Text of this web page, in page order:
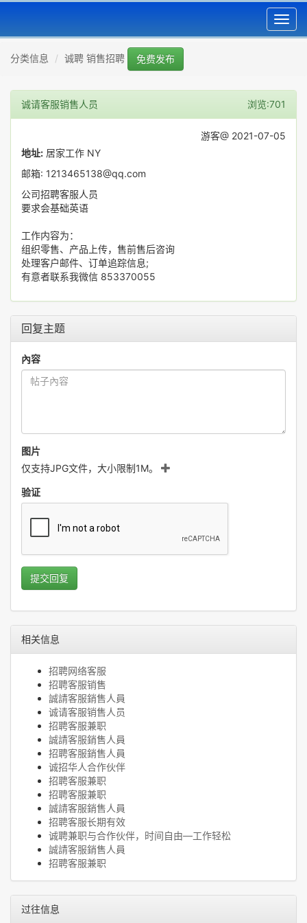
分类信息 诚聘 销售招聘 免费发布
诚请客服销售人员 浏览:701
游客@ 2021-07-05
地址: 居家工作 NY
邮箱: 1213465138@qq.com
公司招聘客服人员
要求会基础英语
工作内容为：
组织零售、产品上传，售前售后咨询
处理客户邮件、订单追踪信息;
有意者联系我微信 853370055
回复主题
內容
图片
仅支持JPG文件，大小限制1M。
验证
提交回复
相关信息
招聘网络客服
招聘客服销售
誠請客服銷售人員
诚请客服销售人员
招聘客服兼职
誠請客服銷售人員
招聘客服銷售人員
诚招华人合作伙伴
招聘客服兼职
招聘客服兼职
誠請客服銷售人員
招聘客服长期有效
诚聘兼职与合作伙伴，时间自由—工作轻松
誠請客服銷售人員
招聘客服兼职
过往信息